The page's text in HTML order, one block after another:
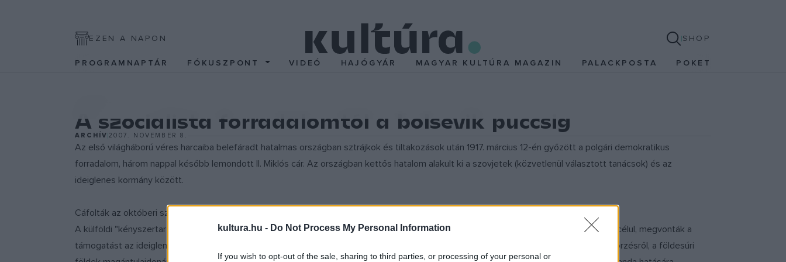
kultura.hu - Do Not Process My Personal Information
If you wish to opt-out of the sale, sharing to third parties, or processing of your personal or
EZEN A NAPON SHOP
PROGRAMNAPTÁR FÓKUSZPONT VIDEÓ HAJÓGYÁR MAGYAR KULTÚRA MAGAZIN PALACKPOSTA POKET
A szocialista forradalomtól a bolsevik puccsig
ARCHÍV2007. NOVEMBER 8.
Az első világháború véres harcaiba belefáradt hatalmas országban sztrájkok és tiltakozások után 1917. március 12-én győzött a polgári demokratikus
forradalom, három nappal később lemondott II. Miklós cár. Az országban kettős hatalom alakult ki a szovjetek (közvetlenül választott tanácsok) és az
ideiglenes kormány között.
Cáfolták az októberi szocialista forradalom mítoszait
A külföldi "kényszertartózkodásukból" hazatérő bolsevik vezetők (Lenin, Trockij, Zinovjev, Buharin) a forradalom továbbvitelét tűzték ki célul, megvonták a
támogatást az ideiglenes kormánytól és a szovjetekben igyekeztek átvenni a hatalmat. A demokratikus köztársaságról, a munkásellenőrzésről, a földesúri